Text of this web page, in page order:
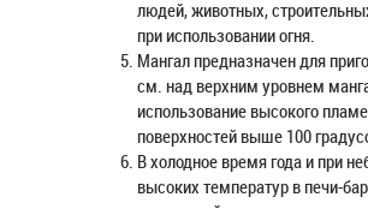
людей, животных,
при использовании огня.
Мангал предназначен для
см. над верхним уровнем
использование высокого
поверхностей выше 100
В холодное время года и при
высоких температур в печи-